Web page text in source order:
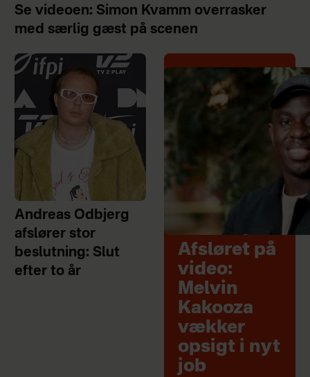
Se videoen: Simon Kvamm overrasker
med særlig gæst på scenen
Andreas Odbjerg
afslører stor
beslutning: Slut
efter to år
Afsløret på
video:
Melvin
Kakooza
vækker
opsigt i nyt
job